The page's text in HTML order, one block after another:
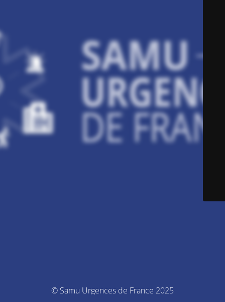
© Samu Urgences de France 2025